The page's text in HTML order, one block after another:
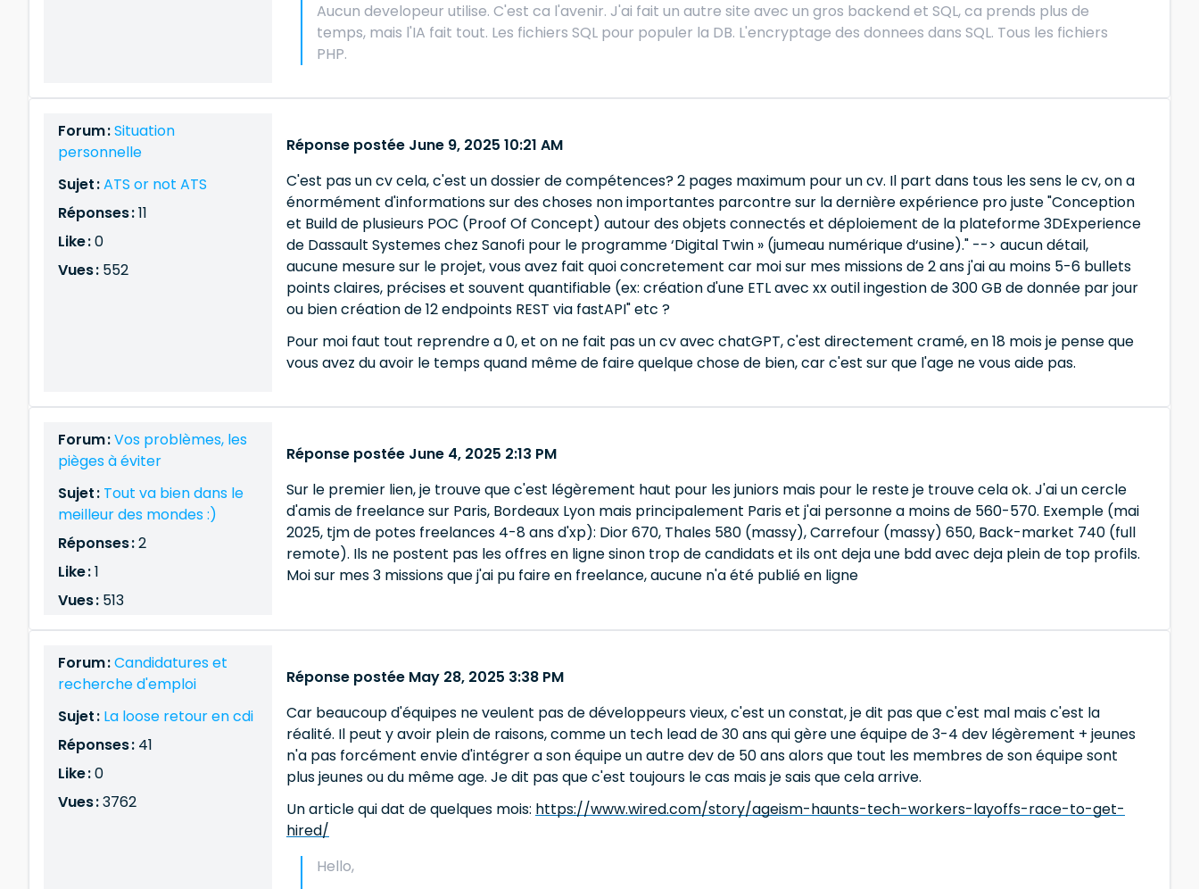
Aucun developeur utilise. C'est ca l'avenir. J'ai fait un autre site avec un gros backend et SQL, ca prends plus de
temps, mais l'IA fait tout. Les fichiers SQL pour populer la DB. L'encryptage des donnees dans SQL. Tous les fichiers
PHP.
Forum :Situation
personnelle
Sujet :ATS or not ATS
Réponses :11
Like :0
Vues : 552
Réponse postée June 9, 2025 10:21 AM
C'est pas un cv cela, c'est un dossier de compétences? 2 pages maximum pour un cv. Il part dans tous les sens le cv, on a
énormément d'informations sur des choses non importantes parcontre sur la dernière expérience pro juste "Conception
et Build de plusieurs POC (Proof Of Concept) autour des objets connectés et déploiement de la plateforme 3DExperience
de Dassault Systemes chez Sanofi pour le programme ‘Digital Twin » (jumeau numérique d‘usine)." --> aucun détail,
aucune mesure sur le projet, vous avez fait quoi concretement car moi sur mes missions de 2 ans j'ai au moins 5-6 bullets
points claires, précises et souvent quantifiable (ex: création d'une ETL avec xx outil ingestion de 300 GB de donnée par jour
ou bien création de 12 endpoints REST via fastAPI" etc ?
Pour moi faut tout reprendre a 0, et on ne fait pas un cv avec chatGPT, c'est directement cramé, en 18 mois je pense que
vous avez du avoir le temps quand même de faire quelque chose de bien, car c'est sur que l'age ne vous aide pas.
Forum :Vos problèmes, les
pièges à éviter
Sujet : Tout va bien dans le
meilleur des mondes :)
Réponses :2
Like :1
Vues : 513
Réponse postée June 4, 2025 2:13 PM
Sur le premier lien, je trouve que c'est légèrement haut pour les juniors mais pour le reste je trouve cela ok. J'ai un cercle
d'amis de freelance sur Paris, Bordeaux Lyon mais principalement Paris et j'ai personne a moins de 560-570. Exemple (mai
2025, tjm de potes freelances 4-8 ans d'xp): Dior 670, Thales 580 (massy), Carrefour (massy) 650, Back-market 740 (full
remote). Ils ne postent pas les offres en ligne sinon trop de candidats et ils ont deja une bdd avec deja plein de top profils.
Moi sur mes 3 missions que j'ai pu faire en freelance, aucune n'a été publié en ligne
Forum :Candidatures et
recherche d'emploi
Sujet : La loose retour en cdi
Réponses : 41
Like :0
Vues :3762
Réponse postée May 28, 2025 3:38 PM
Car beaucoup d'équipes ne veulent pas de développeurs vieux, c'est un constat, je dit pas que c'est mal mais c'est la
réalité. Il peut y avoir plein de raisons, comme un tech lead de 30 ans qui gère une équipe de 3-4 dev légèrement + jeunes
n'a pas forcément envie d'intégrer a son équipe un autre dev de 50 ans alors que tout les membres de son équipe sont
plus jeunes ou du même age. Je dit pas que c'est toujours le cas mais je sais que cela arrive.
Un article qui dat de quelques mois: https://www.wired.com/story/ageism-haunts-tech-workers-layoffs-race-to-get-
hired/
Hello,